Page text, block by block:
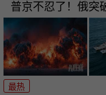
普京不忍了！俄突
最热